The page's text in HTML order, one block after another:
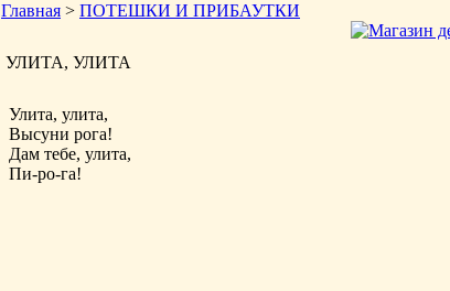
Главная > ПОТЕШКИ И ПРИБАУТКИ
УЛИТА, УЛИТА
Улита, улита,
Высуни рога!
Дам тебе, улита,
Пи-ро-га!